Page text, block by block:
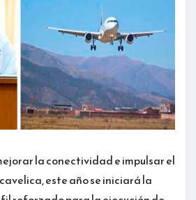
la conectividad e impulsar el
este año se iniciará la